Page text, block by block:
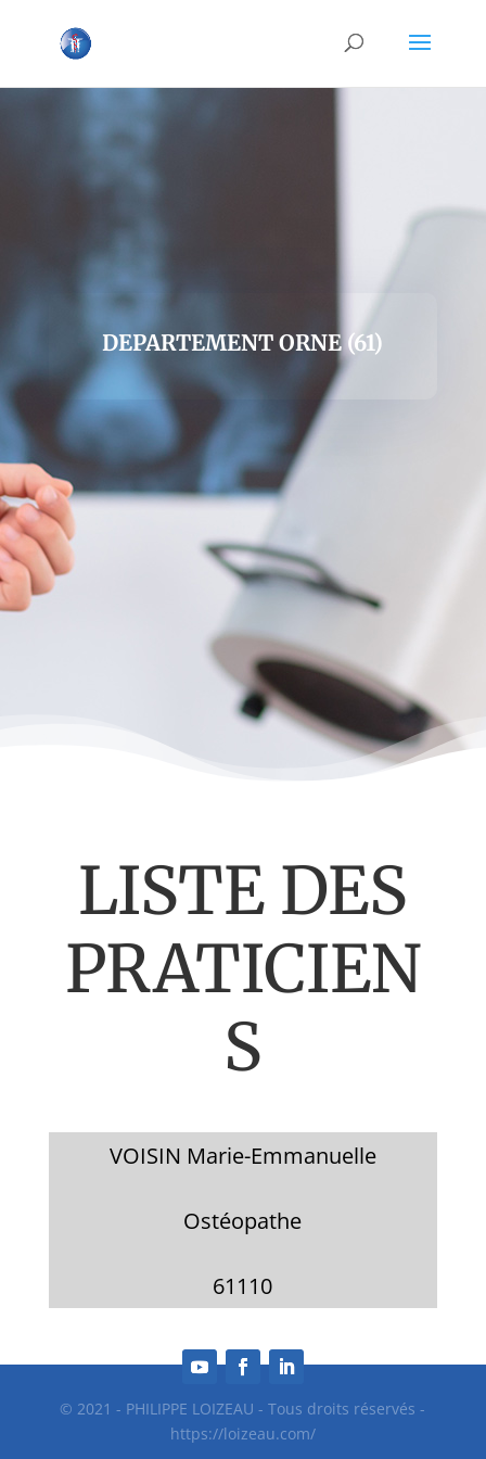
DEPARTEMENT ORNE (61)
LISTE DES
PRATICIEN
S
VOISIN Marie-Emmanuelle
Ostéopathe
61110
© 2021 - PHILIPPE LOIZEAU - Tous droits réservés -
https://loizeau.com/